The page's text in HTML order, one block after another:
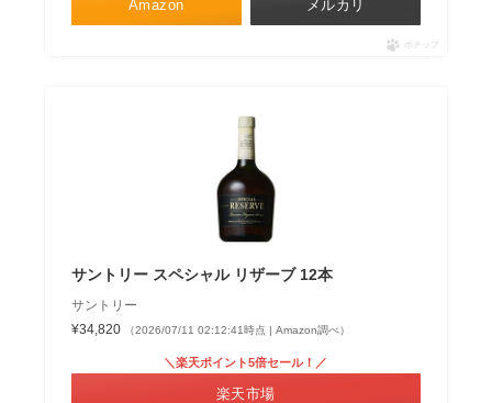
Amazon メルカリ
ポチップ
サントリー スペシャル リザーブ 12本
サントリー
¥34,820
（2026/07/11 02:12:41時点 | Amazon調べ）
＼楽天ポイント5倍セール！／
楽天市場